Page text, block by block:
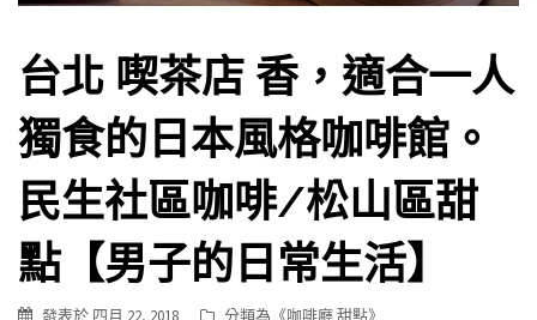
台北 喫茶店 香，適合一人
獨食的日本風格咖啡館。
民生社區咖啡/松山區甜
點【男子的日常生活】
發表於 四月 22, 2018 分類為《咖啡廳 甜點》